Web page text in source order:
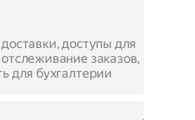
доступы для
заказов,
для бухгалтерии